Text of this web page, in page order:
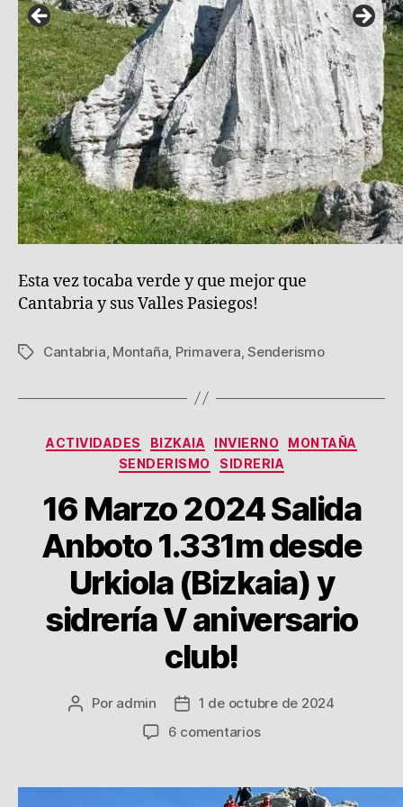
Esta vez tocaba verde y que mejor que
Cantabria y sus Valles Pasiegos!
Etiquetas
Cantabria Montaña Primavera ,Senderismo
Categorías
ACTIVIDADES BIZKAIA INVIERNO
MONTAÑA
SENDERISMO
SIDRERIA
16 Marzo 2024 Salida
Anboto 1.331m desde
Urkiola (Bizkaia) y
sidrería V aniversario
club!
Autor
Por admin
Fecha1 de octubre de 2024
6 comentariosen
2024